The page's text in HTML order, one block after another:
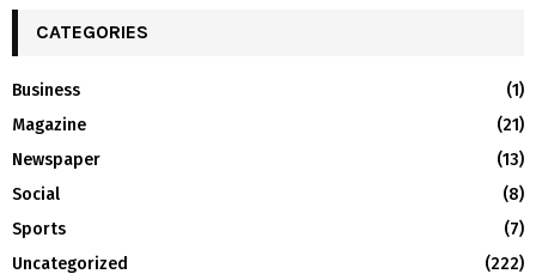
h
o
r
:
R
CATEGORIES
Business
(1)
Magazine
(21)
Newspaper
(13)
Social
(8)
Sports
(7)
Uncategorized
(222)